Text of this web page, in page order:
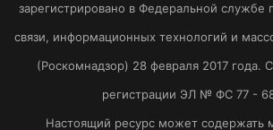
зарегистрировано в Федеральной службе
связи, информационных технологий и
(Роскомнадзор) 28 февраля 2017 года.
регистрации ЭЛ № ФС 77 -
Настоящий ресурс может содержать